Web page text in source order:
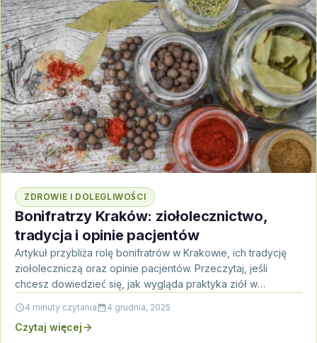
ZDROWIE I DOLEGLIWOŚCI
Bonifratrzy Kraków: ziołolecznictwo,
tradycja i opinie pacjentów
Artykuł przybliża rolę bonifratrów w Krakowie, ich tradycję
ziołoleczniczą oraz opinie pacjentów. Przeczytaj, jeśli
chcesz dowiedzieć się, jak wygląda praktyka ziół w
4 minuty czytania 4 grudnia, 2025
Czytaj więcej